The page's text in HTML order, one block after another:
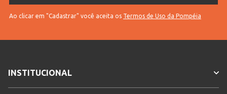
Ao clicar em "Cadastrar" você aceita os Termos de Uso da Pompéia
INSTITUCIONAL